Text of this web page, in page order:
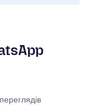
переглядів